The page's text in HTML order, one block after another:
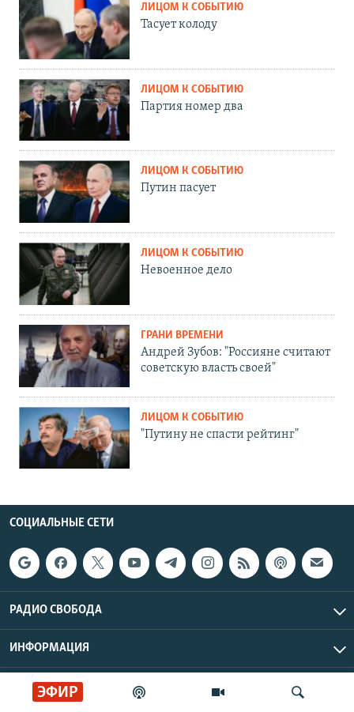
ЭФИР
ЛИЦОМ К СОБЫТИЮ
Тасует колоду
ЛИЦОМ К СОБЫТИЮ
Партия номер два
ЛИЦОМ К СОБЫТИЮ
Путин пасует
ЛИЦОМ К СОБЫТИЮ
Невоенное дело
ГРАНИ ВРЕМЕНИ
Андрей Зубов: "Россияне считают
советскую власть своей"
ЛИЦОМ К СОБЫТИЮ
"Путину не спасти рейтинг"
СОЦИАЛЬНЫЕ СЕТИ
РАДИО СВОБОДА
ИНФОРМАЦИЯ
Радио Свобода © 2026 RFE/RL, Inc. | Все права защищены.